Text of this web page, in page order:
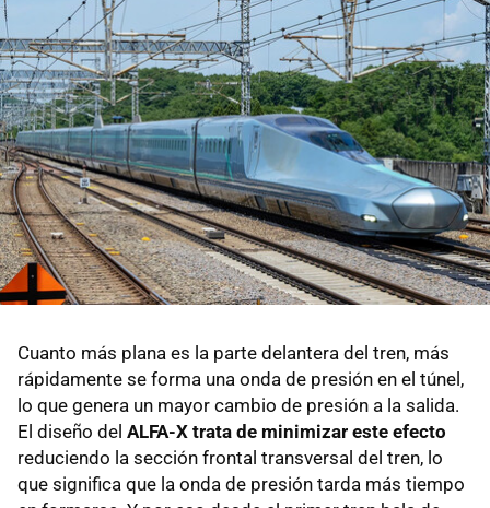
Cuanto más plana es la parte delantera del tren, más
rápidamente se forma una onda de presión en el túnel,
lo que genera un mayor cambio de presión a la salida.
El diseño del ALFA-X trata de minimizar este efecto
reduciendo la sección frontal transversal del tren, lo
que significa que la onda de presión tarda más tiempo